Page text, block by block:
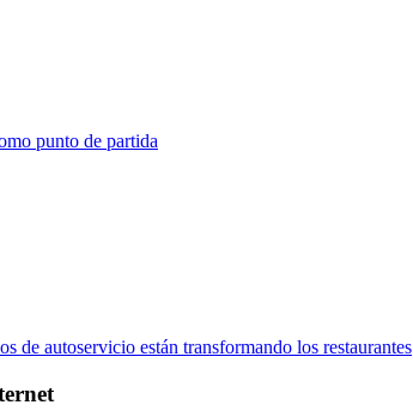
punto de partida
de autoservicio están transformando los restaurantes